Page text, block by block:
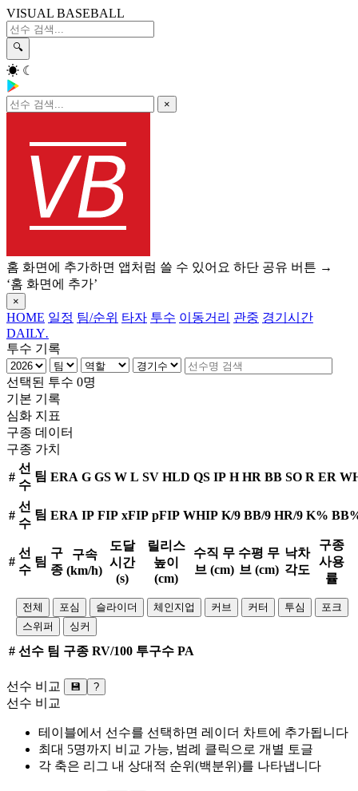
VISUAL BASEBALL
🔍
☀ ☾
×
홈 화면에 추가하면 앱처럼 쓸 수 있어요 하단 공유 버튼 →
‘홈 화면에 추가’
×
HOME 일정 팀/순위 타자 투수 이동거리 관중 경기시간
DAILY.
투수 기록
선택된 투수 0명
기본 기록
심화 지표
구종 데이터
구종 가치
#
선
수
팀 ERA G GS W L SV HLD QS IP H HR BB SO R ER
#
선
수
팀 ERA IP FIP xFIP pFIP WHIP K/9 BB/9 HR/9 K%
#
선
수
팀
구
종
구속
(km/h)
도달
시간
(s)
릴리스
높이
(cm)
수직 무
브 (cm)
수평 무
브 (cm)
낙차
각도
구종
사용
률
전체 포심 슬라이더 체인지업 커브 커터 투심
포크
스위퍼
싱커
# 선수 팀 구종 RV/100 투구수 PA
선수 비교 💾 ?
선수 비교
테이블에서 선수를 선택하면 레이더 차트에 추가됩니다
최대 5명까지 비교 가능, 범례 클릭으로 개별 토글
각 축은 리그 내 상대적 순위(백분위)를 나타냅니다